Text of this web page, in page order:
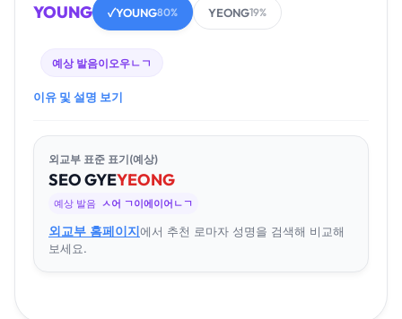
YOUNG ✓YOUNG80% YEONG19%
예상 발음이오우ㄴㄱ
이유 및 설명 보기
외교부 표준 표기(예상)
SEOGYEYEONG
예상 발음 ㅅ어 ㄱ이에이어ㄴㄱ
외교부 홈페이지에서 추천 로마자 성명을 검색해 비교해
보세요.